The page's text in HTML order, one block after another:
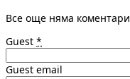
Все още няма коментари
Guest *
Guest email